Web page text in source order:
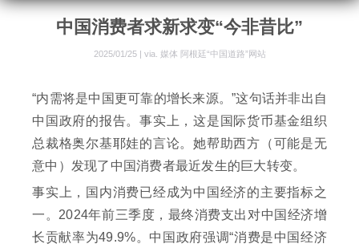
中国消费者求新求变“今非昔比”
2025/01/25 | via. 媒体 阿根廷“中国道路”网站
“内需将是中国更可靠的增长来源。”这句话并非出自
中国政府的报告。事实上，这是国际货币基金组织
总裁格奥尔基耶娃的言论。她帮助西方（可能是无
意中）发现了中国消费者最近发生的巨大转变。
事实上，国内消费已经成为中国经济的主要指标之
一。2024年前三季度，最终消费支出对中国经济增
长贡献率为49.9%。中国政府强调“消费是中国经济